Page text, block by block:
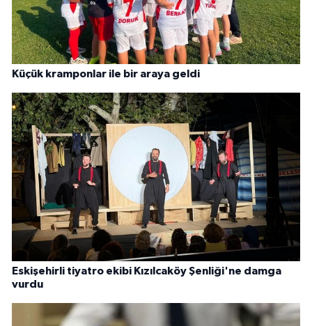
Küçük kramponlar ile bir araya geldi
Eskişehirli tiyatro ekibi Kızılcaköy Şenliği'ne damga
vurdu